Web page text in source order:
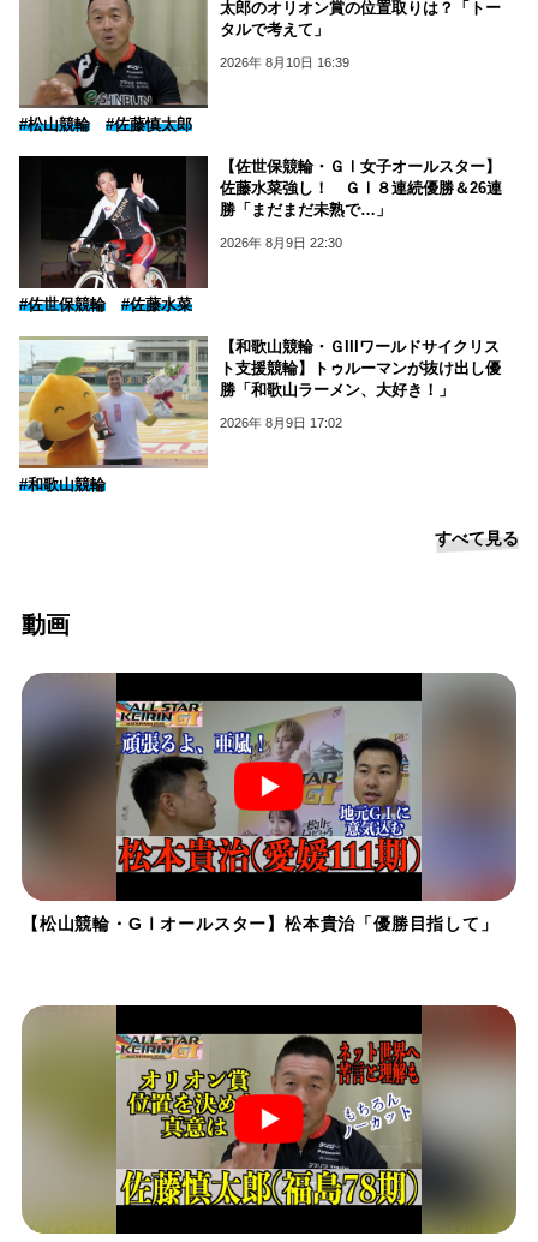
太郎のオリオン賞の位置取りは？「トー
タルで考えて」
2026年 8月10日 16:39
#松山競輪 #佐藤慎太郎
【佐世保競輪・ＧⅠ女子オールスター】
佐藤水菜強し！ ＧⅠ８連続優勝＆26連
勝「まだまだ未熟で…」
2026年 8月9日 22:30
#佐世保競輪 #佐藤水菜
【和歌山競輪・ＧIIIワールドサイクリス
ト支援競輪】トゥルーマンが抜け出し優
勝「和歌山ラーメン、大好き！」
2026年 8月9日 17:02
#和歌山競輪
すべて見る
動画
【松山競輪・GⅠオールスター】松本貴治「優勝目指して」